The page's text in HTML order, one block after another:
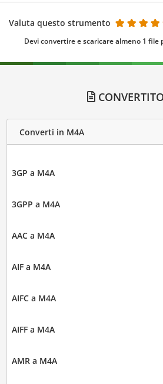
Valuta questo strumento
Devi convertire e scaricare almeno 1 file
Converti in M4A
3GP a M4A
3GPP a M4A
AAC a M4A
AIF a M4A
AIFC a M4A
AIFF a M4A
AMR a M4A